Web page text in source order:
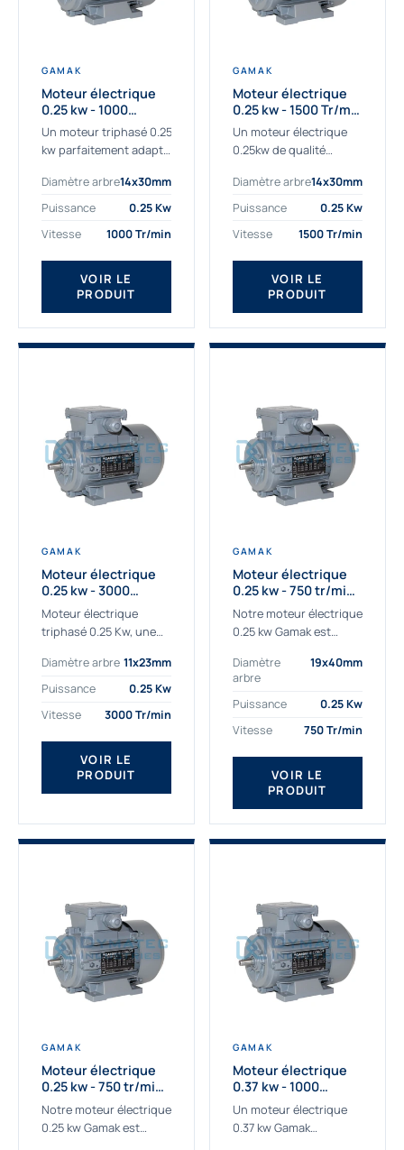
GAMAK
Moteur électrique
0.25 kw - 1000
Tr/min - 230/400V -
IE2
Un moteur triphasé 0.25
kw parfaitement adapté
sévères. Notre
important stock de
permet de livrer
rapidement tous types
de moteurs.
Ce moteur...
Diamètre arbre14x30mm
Puissance
0.25 Kw
Vitesse
1000 Tr/min
VOIR LE
PRODUIT
GAMAK
Moteur électrique
0.25 kw - 1500 Tr/min
- 230/400V - IE2
Un moteur électrique
0.25kw de qualité
professionnels. Notre
gamme de moteurs
sélectionné pour la très
haute...
Diamètre arbre14x30mm
Puissance
0.25 Kw
Vitesse
1500 Tr/min
VOIR LE
PRODUIT
GAMAK
Moteur électrique
0.25 kw - 3000
Tr/min - 230/400V -
IE2
Moteur électrique
triphasé 0.25 Kw, une
adaptée à tous types
de machines.
triphasé 0.25 Kw Gamak
à haut rendement...
Diamètre arbre 11x23mm
Puissance
0.25 Kw
Vitesse
3000 Tr/min
VOIR LE
PRODUIT
GAMAK
Moteur électrique
0.25 kw - 750 tr/min -
230/400V - IE2
Notre moteur électrique
0.25 kw Gamak est
aux applications
sévères. Nous
déterminons,
fournissons
des moteurs
asynchrones depuis de
nombreuses années....
Diamètre
arbre
19x40mm
Puissance
0.25 Kw
Vitesse
750 Tr/min
VOIR LE
PRODUIT
GAMAK
Moteur électrique
0.25 kw - 750 tr/min -
230/400V - IE3
Notre moteur électrique
0.25 kw Gamak est
GAMAK
Moteur électrique
0.37 kw - 1000
Tr/min - 230/400V -
IE2
Un moteur électrique
0.37 kw Gamak